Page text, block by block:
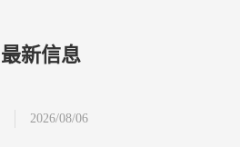
最新信息
2026/08/06